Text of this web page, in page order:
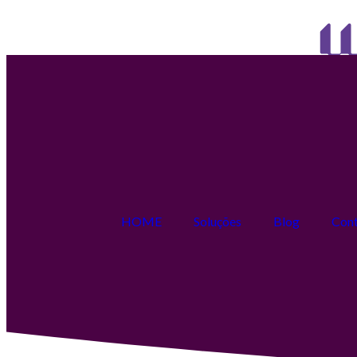
HOME Soluções Blog